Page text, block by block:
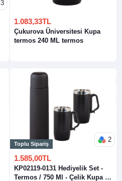
3
1.083,33TL
Çukurova Üniversitesi Kupa
termos 240 ML termos
Toplu Sipariş
2
1.585,00TL
KP02119-0131 Hediyelik Set -
Termos / 750 Ml - Çelik Kupa /